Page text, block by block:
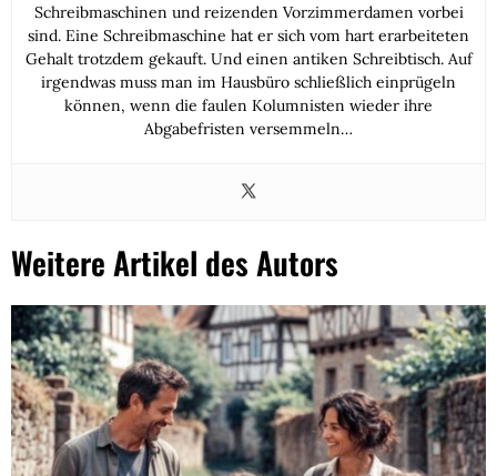
Schreibmaschinen und reizenden Vorzimmerdamen vorbei
sind. Eine Schreibmaschine hat er sich vom hart erarbeiteten
Gehalt trotzdem gekauft. Und einen antiken Schreibtisch. Auf
irgendwas muss man im Hausbüro schließlich einprügeln
können, wenn die faulen Kolumnisten wieder ihre
Abgabefristen versemmeln…
Weitere Artikel des Autors